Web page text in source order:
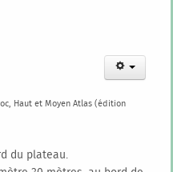
, Haut et Moyen Atlas (édition
du plateau.